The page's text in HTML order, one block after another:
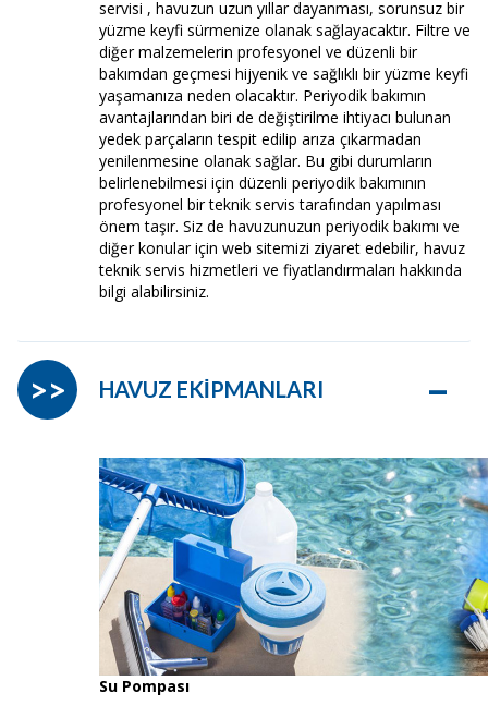
servisi , havuzun uzun yıllar dayanması, sorunsuz bir
yüzme keyfi sürmenize olanak sağlayacaktır. Filtre ve
diğer malzemelerin profesyonel ve düzenli bir
bakımdan geçmesi hijyenik ve sağlıklı bir yüzme keyfi
yaşamanıza neden olacaktır. Periyodik bakımın
avantajlarından biri de değiştirilme ihtiyacı bulunan
yedek parçaların tespit edilip arıza çıkarmadan
yenilenmesine olanak sağlar. Bu gibi durumların
belirlenebilmesi için düzenli periyodik bakımının
profesyonel bir teknik servis tarafından yapılması
önem taşır. Siz de havuzunuzun periyodik bakımı ve
diğer konular için web sitemizi ziyaret edebilir, havuz
teknik servis hizmetleri ve fiyatlandırmaları hakkında
bilgi alabilirsiniz.
HAVUZ EKİPMANLARI –
>>
Su Pompası